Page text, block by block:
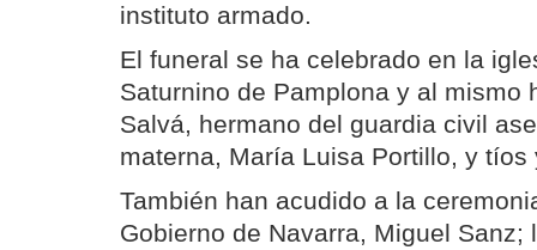
instituto armado.
El funeral se ha celebrado en la
Saturnino de Pamplona y al mismo
Salvá, hermano del guardia civil
materna, María Luisa Portillo, y tíos
También han acudido a la
Gobierno de Navarra, Miguel Sanz;